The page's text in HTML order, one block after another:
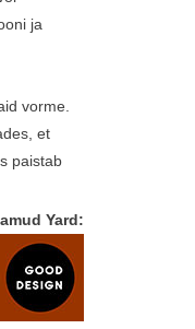
ja
vorme.
et
paistab
Yard: